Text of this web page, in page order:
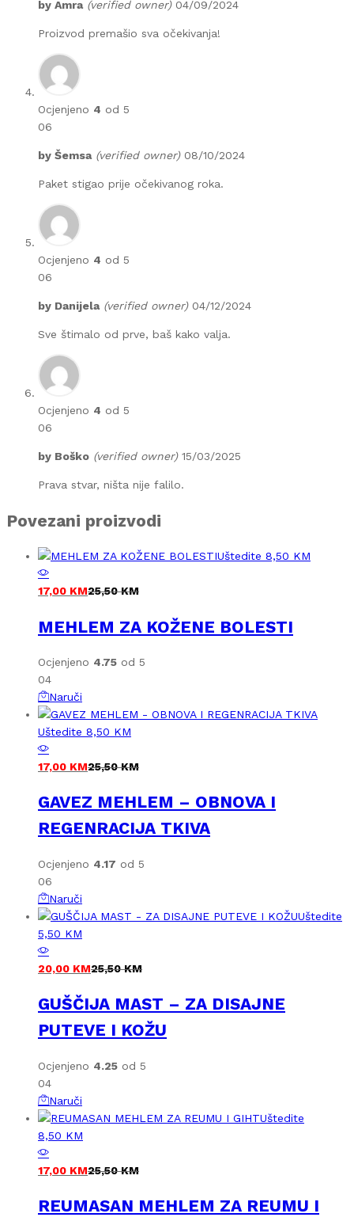
by Amra (verified owner) 04/09/2024
Proizvod premašio sva očekivanja!
Ocjenjeno 4 od 5
06
by Šemsa (verified owner) 08/10/2024
Paket stigao prije očekivanog roka.
Ocjenjeno 4 od 5
06
by Danijela (verified owner) 04/12/2024
Sve štimalo od prve, baš kako valja.
Ocjenjeno 4 od 5
06
by Boško (verified owner) 15/03/2025
Prava stvar, ništa nije falilo.
Povezani proizvodi
Uštedite 8,50 KM
17,00 KM25,50KM
MEHLEM ZA KOŽENE BOLESTI
Ocjenjeno 4.75 od 5
04
Naruči
Uštedite 8,50 KM
17,00 KM25,50KM
GAVEZ MEHLEM – OBNOVA I
REGENRACIJA TKIVA
Ocjenjeno 4.17 od 5
06
Naruči
Uštedite
5,50 KM
20,00 KM25,50KM
GUŠČIJA MAST – ZA DISAJNE
PUTEVE I KOŽU
Ocjenjeno 4.25 od 5
04
Naruči
Uštedite
8,50 KM
17,00 KM25,50KM
REUMASAN MEHLEM ZA REUMU I